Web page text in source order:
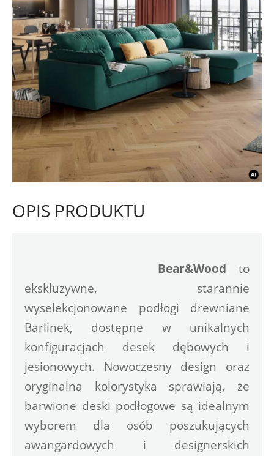
OPIS PRODUKTU
Bear&Wood to
ekskluzywne, starannie
wyselekcjonowane podłogi drewniane
Barlinek, dostępne w unikalnych
konfiguracjach desek dębowych i
jesionowych. Nowoczesny design oraz
oryginalna kolorystyka sprawiają, że
barwione deski podłogowe są idealnym
wyborem dla osób poszukujących
awangardowych i designerskich